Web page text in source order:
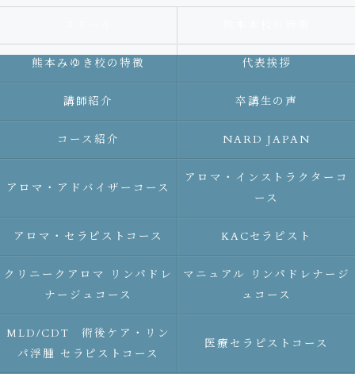
熊本みゆき校の特徴 代表挨拶
講師紹介 卒講生の声
コース紹介 NARD JAPAN
アロマ・アドバイザーコース
アロマ・インストラクターコ
ース
アロマ・セラピストコース KACセラピスト
クリニークアロマ リンパドレ
ナージュコース
マニュアル リンパドレナージ
ュコース
MLD/CDT 術後ケア・リン
パ浮腫 セラピストコース
医療セラピストコース